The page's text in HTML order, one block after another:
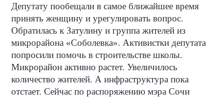
Депутату пообещали в самое ближайшее время
принять женщину и урегулировать вопрос.
Обратилась к Затулину и группа жителей из
микрорайона «Соболевка». Активистки депутата
попросили помочь в строительстве школы.
Микрорайон активно растет. Увеличилось
количество жителей. А инфраструктура пока
отстает. Сейчас по распоряжению мэра Сочи